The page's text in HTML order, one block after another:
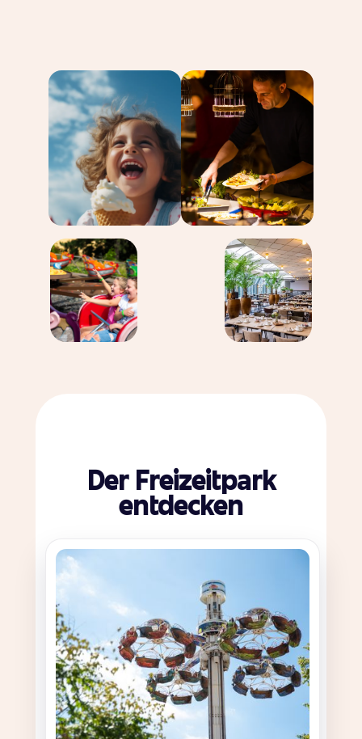
Der Freizeitpark
entdecken